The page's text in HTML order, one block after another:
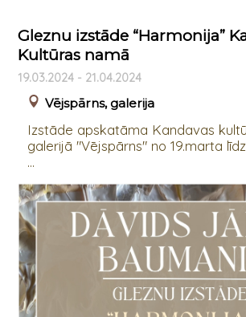
Gleznu izstāde “Harmonija”
Kultūras namā
19.03.2024 - 21.04.2024
Vējspārns, galerija
Izstāde apskatāma Kandavas
galerijā "Vējspārns" no 19.marta līdz
...